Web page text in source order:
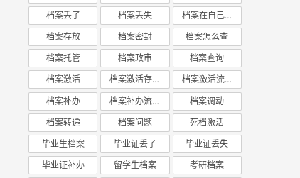
档案丢了 档案丢失 档案在自己手里
档案存放 档案密封 档案怎么查
档案托管 档案政审 档案查询
档案激活 档案激活存放 档案激活流程
档案补办 档案补办流程 档案调动
档案转递 档案问题 死档激活
毕业生档案 毕业证丢了 毕业证丢失
毕业证补办 留学生档案 考研档案